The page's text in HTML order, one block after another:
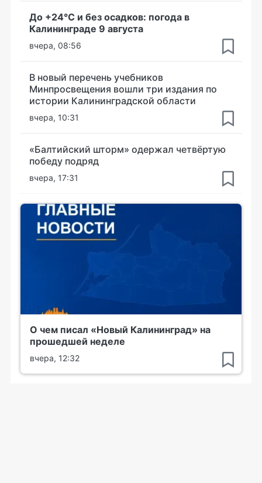
До +24°С и без осадков: погода в
Калининграде 9 августа
вчера, 08:56
В новый перечень учебников
Минпросвещения вошли три издания по
истории Калининградской области
вчера, 10:31
«Балтийский шторм» одержал четвёртую
победу подряд
вчера, 17:31
О чем писал «Новый Калининград» на
прошедшей неделе
вчера, 12:32